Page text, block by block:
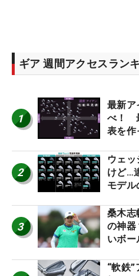
ギア 週間アクセスラン
1
最新ア
べ！
表を作
2
ウェ
けど…
モデル
3
桑木志
の神
いボー
ー』
“軟鉄